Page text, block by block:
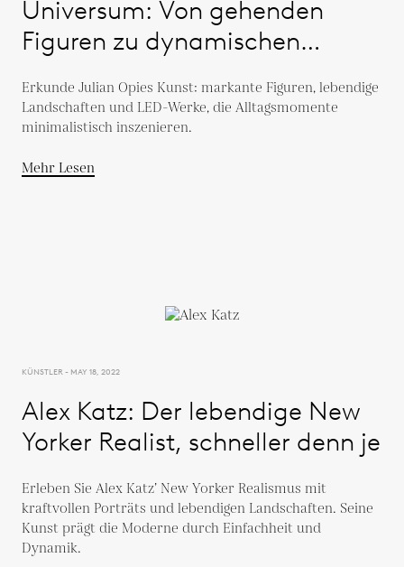
Universum: Von gehenden
Figuren zu dynamischen
Erkunde Julian Opies Kunst: markante Figuren, lebendige
Landschaften und LED-Werke, die Alltagsmomente
minimalistisch inszenieren.
Mehr Lesen
KÜNSTLER - MAY 18, 2022
Alex Katz: Der lebendige New
Yorker Realist, schneller denn je
Erleben Sie Alex Katz’ New Yorker Realismus mit
kraftvollen Porträts und lebendigen Landschaften. Seine
Kunst prägt die Moderne durch Einfachheit und
Dynamik.